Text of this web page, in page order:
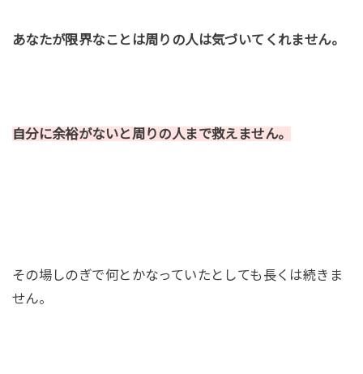
あなたが限界なことは周りの人は気づいてくれません。
自分に余裕がないと周りの人まで救えません。
その場しのぎで何とかなっていたとしても長くは続きま
せん。